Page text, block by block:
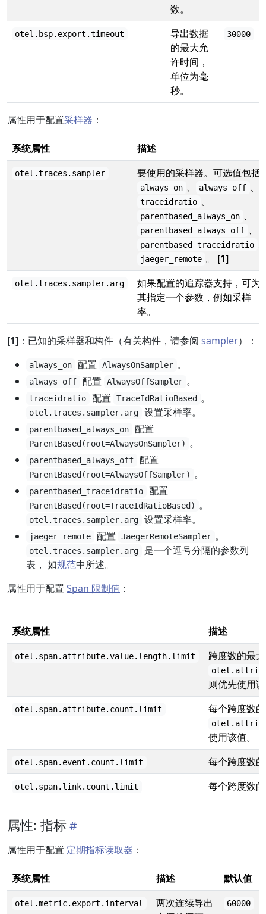
数。
otel.bsp.export.timeout
导出数据
的最大允
许时间，
单位为毫
秒。
30000
属性用于配置采样器 ：
系统属性 描述
otel.traces.sampler 要使用的采样器。可选值包括
always_on 、 always_off 、
traceidratio 、
parentbased_always_on 、
parentbased_always_off 、
parentbased_traceidratio
jaeger_remote 。 [1]
otel.traces.sampler.arg
如果配置的追踪器支持，可为
其指定一个参数，例如采样
率。
[1] ：已知的采样器和构件（有关构件，请参阅 sampler）：
always_on 配置 AlwaysOnSampler 。
always_off 配置 AlwaysOffSampler 。
traceidratio 配置 TraceIdRatioBased 。
otel.traces.sampler.arg 设置采样率。
parentbased_always_on 配置
ParentBased(root=AlwaysOnSampler) 。
parentbased_always_off 配置
ParentBased(root=AlwaysOffSampler) 。
parentbased_traceidratio 配置
ParentBased(root=TraceIdRatioBased) 。
otel.traces.sampler.arg 设置采样率。
jaeger_remote 配置 JaegerRemoteSampler 。
otel.traces.sampler.arg
是一个逗号分隔的参数列
表， 如规范中所述。
属性用于配置 Span 限制值 ：
系统属性 描述
otel.span.attribute.value.length.limit 跨度数的最
则优先使用
otel.span.attribute.count.limit 每个跨度数
使用该值。
otel.span.event.count.limit 每个跨度数
otel.span.link.count.limit 每个跨度数
属性: 指标
属性用于配置 定期指标读取器 ：
系统属性 描述 默认值
otel.metric.export.interval
两次连续导出
60000